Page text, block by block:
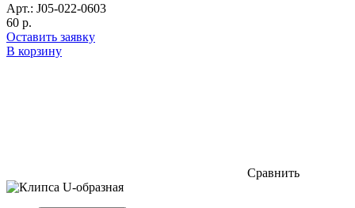
Арт.: J05-022-0603
60 р.
Оставить заявку
В корзину
Сравнить